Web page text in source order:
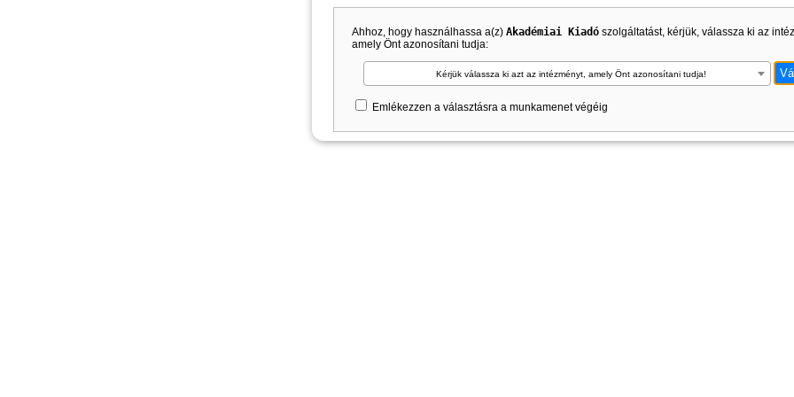
Ahhoz, hogy használhassa a(z) Akadémiai Kiadó szolgáltatást, kérjük, válassza ki az
amely Önt azonosítani tudja:
Kérjük válassza ki azt az intézményt, amely Önt azonosítani tudja!
Emlékezzen a választásra a munkamenet végéig